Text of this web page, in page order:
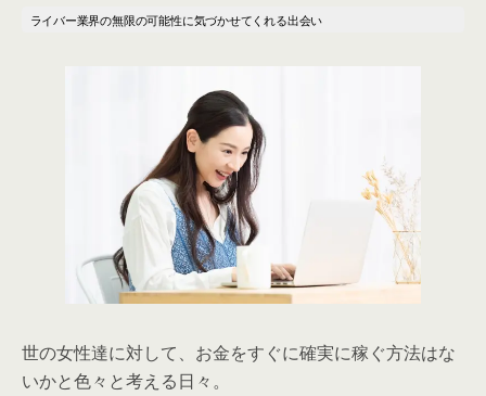
ライバー業界の無限の可能性に気づかせてくれる出会い
世の女性達に対して、お金をすぐに確実に稼ぐ方法はな
いかと色々と考える日々。